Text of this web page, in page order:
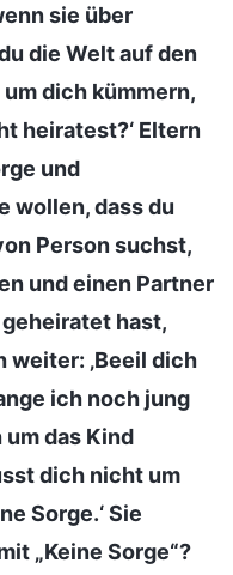
sie über
die Welt auf den
dich kümmern,
heiratest?‘ Eltern
und
wollen, dass du
Person suchst,
und einen Partner
hast,
weiter: ‚Beeil dich
ich noch jung
das Kind
dich nicht um
Sorge.‘ Sie
„Keine Sorge“?